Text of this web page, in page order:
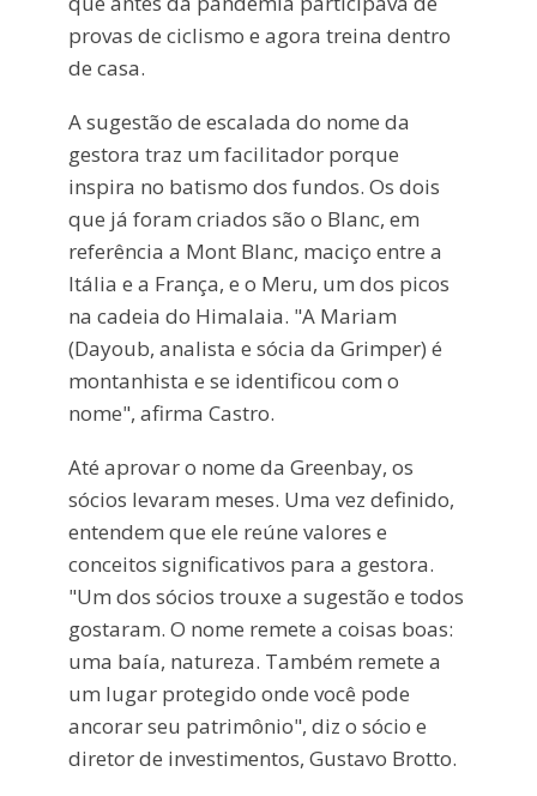
provas de ciclismo e agora treina dentro
de casa.
A sugestão de escalada do nome da
gestora traz um facilitador porque
inspira no batismo dos fundos. Os dois
que já foram criados são o Blanc, em
referência a Mont Blanc, maciço entre a
Itália e a França, e o Meru, um dos picos
na cadeia do Himalaia. "A Mariam
(Dayoub, analista e sócia da Grimper) é
montanhista e se identificou com o
nome", afirma Castro.
Até aprovar o nome da Greenbay, os
sócios levaram meses. Uma vez definido,
entendem que ele reúne valores e
conceitos significativos para a gestora.
"Um dos sócios trouxe a sugestão e todos
gostaram. O nome remete a coisas boas:
uma baía, natureza. Também remete a
um lugar protegido onde você pode
ancorar seu patrimônio", diz o sócio e
diretor de investimentos, Gustavo Brotto.